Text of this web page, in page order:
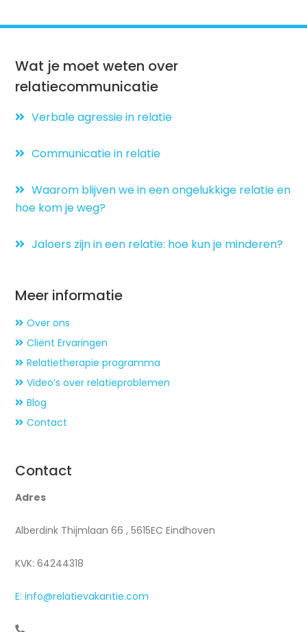
Wat je moet weten over
relatiecommunicatie
Verbale agressie in relatie
Communicatie in relatie
Waarom blijven we in een ongelukkige relatie en
hoe kom je weg?
Jaloers zijn in een relatie: hoe kun je minderen?
Meer informatie
Over ons
Cliënt Ervaringen
Relatietherapie programma
Video’s over relatieproblemen
Blog
Contact
Contact
Adres
Alberdink Thijmlaan 66 , 5615EC Eindhoven
KVK: 64244318
E: info@relatievakantie.com